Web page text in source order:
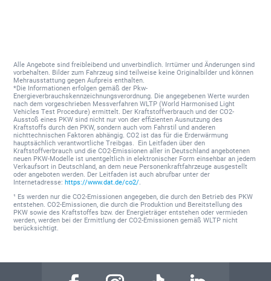
Alle Angebote sind freibleibend und unverbindlich. Irrtümer und Änderungen sind
vorbehalten. Bilder zum Fahrzeug sind teilweise keine Originalbilder und können
Mehrausstattung gegen Aufpreis enthalten.
*Die Informationen erfolgen gemäß der Pkw-
Energieverbrauchskennzeichnungsverordnung. Die angegebenen Werte wurden
nach dem vorgeschrieben Messverfahren WLTP (World Harmonised Light
Vehicles Test Procedure) ermittelt. Der Kraftstoffverbrauch und der CO2-
Ausstoß eines PKW sind nicht nur von der effizienten Ausnutzung des
Kraftstoffs durch den PKW, sondern auch vom Fahrstil und anderen
nichttechnischen Faktoren abhängig. CO2 ist das für die Erderwärmung
hauptsächlich verantwortliche Treibgas. Ein Leitfaden über den
Kraftstoffverbrauch und die CO2-Emissionen aller in Deutschland angebotenen
neuen PKW-Modelle ist unentgeltlich in elektronischer Form einsehbar an jedem
Verkaufsort in Deutschland, an dem neue Personenkraftfahrzeuge ausgestellt
oder angeboten werden. Der Leitfaden ist auch abrufbar unter der
Internetadresse:https://www.dat.de/co2/.
¹ Es werden nur die CO2-Emissionen angegeben, die durch den Betrieb des PKW
entstehen. CO2-Emissionen, die durch die Produktion und Bereitstellung des
PKW sowie des Kraftstoffes bzw. der Energieträger entstehen oder vermieden
werden, werden bei der Ermittlung der CO2-Emissionen gemäß WLTP nicht
berücksichtigt.